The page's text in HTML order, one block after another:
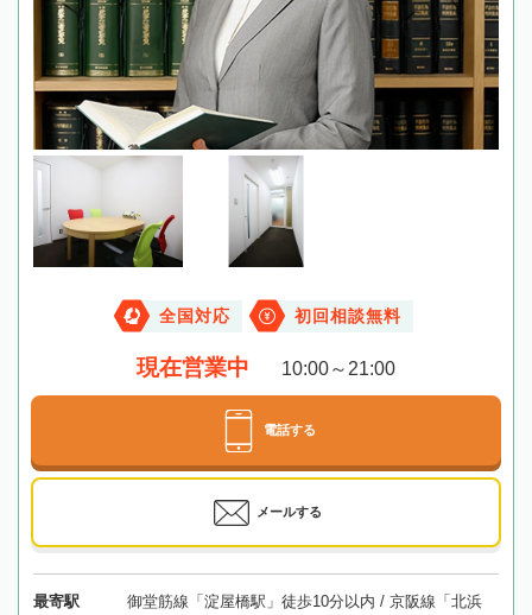
全国対応 初回相談無料
現在営業中 10:00～21:00
電話する
メールする
最寄駅
御堂筋線「淀屋橋駅」徒歩10分以内 / 京阪線「北浜